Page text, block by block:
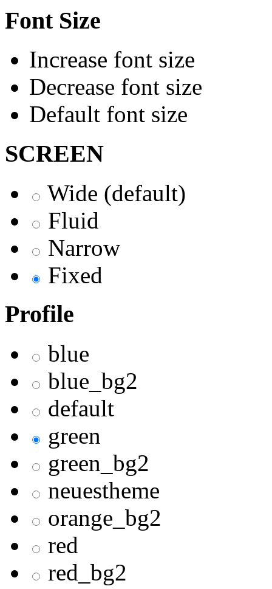
Font Size
Increase font size
Decrease font size
Default font size
SCREEN
Wide (default)
Fluid
Narrow
Fixed
Profile
blue
blue_bg2
default
green
green_bg2
neuestheme
orange_bg2
red
red_bg2